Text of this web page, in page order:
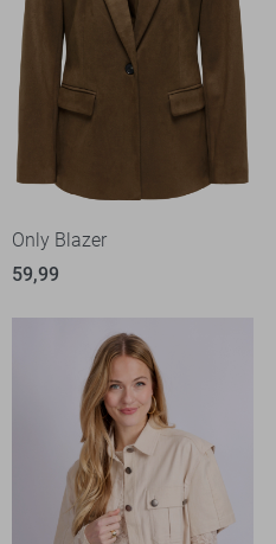
Only Blazer
59,99